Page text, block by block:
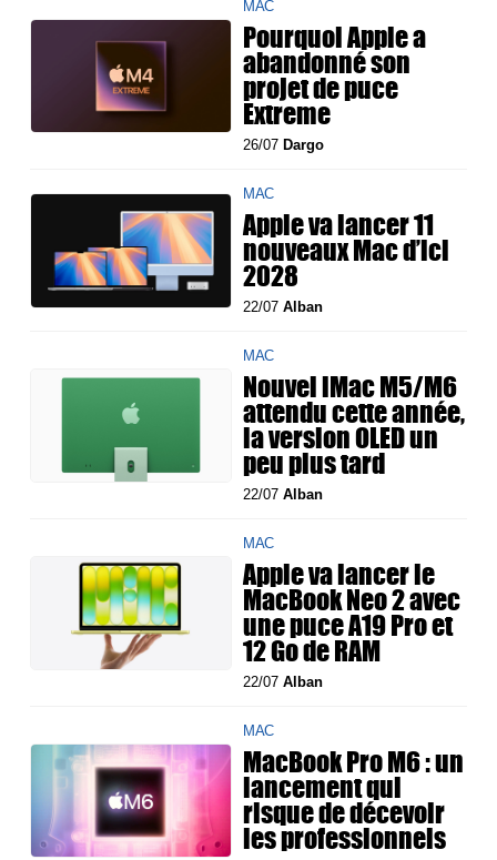
MAC
Pourquoi Apple a
abandonné son
projet de puce
Extreme
26/07 Dargo
MAC
Apple va lancer 11
nouveaux Mac d’ici
2028
22/07Alban
MAC
Nouvel iMac M5/M6
attendu cette année,
la version OLED un
peu plus tard
22/07Alban
MAC
Apple va lancer le
MacBook Neo 2 avec
une puce A19 Pro et
12 Go de RAM
22/07Alban
MAC
MacBook Pro M6 : un
lancement qui
risque de décevoir
les professionnels